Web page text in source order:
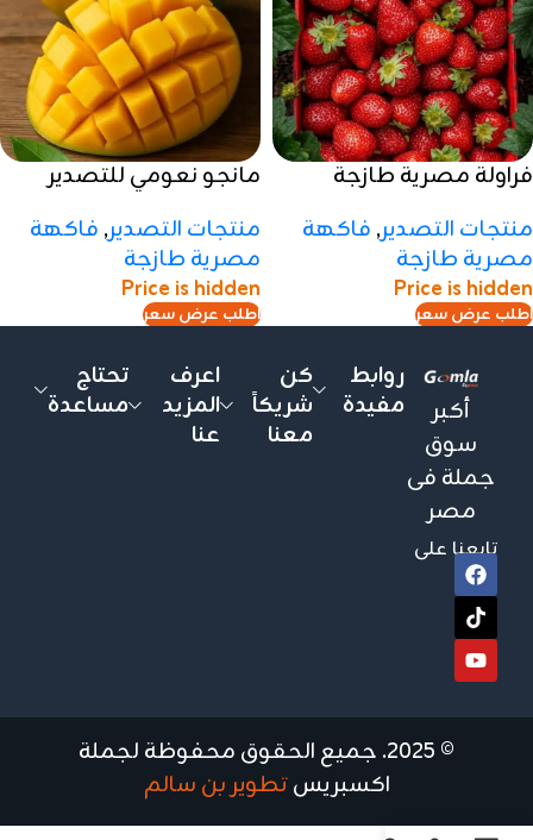
فراولة مصرية طازجة
منتجات التصدير, فاكهة
مصرية طازجة
Price is hidden
اطلب عرض سعر
مانجو نعومي للتصدير
منتجات التصدير, فاكهة
مصرية طازجة
Price is hidden
اطلب عرض سعر
أكبر
سوق
جملة فى
مصر
تابعنا على
روابط
مفيدة
كن
شريكاً
معنا
اعرف
المزيد
عنا
تحتاج
مساعدة
© 2025. جميع الحقوق محفوظة لجملة
اكسبريستطوير بن سالم